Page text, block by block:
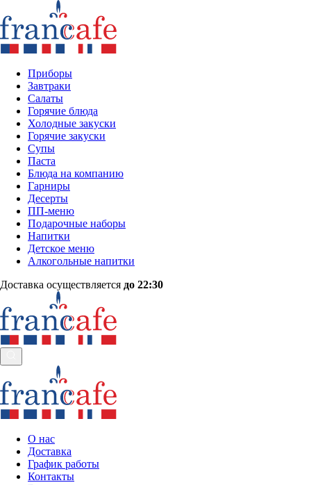
Приборы
Завтраки
Салаты
Горячие блюда
Холодные закуски
Горячие закуски
Супы
Паста
Блюда на компанию
Гарниры
Десерты
ПП-меню
Подарочные наборы
Напитки
Детское меню
Алкогольные напитки
Доставка осуществляется до 22:30
О нас
Доставка
График работы
Контакты